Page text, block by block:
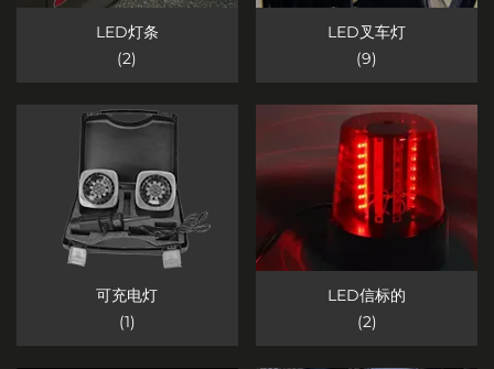
LED灯条
(2)
LED叉车灯
(9)
可充电灯
(1)
LED信标的
(2)